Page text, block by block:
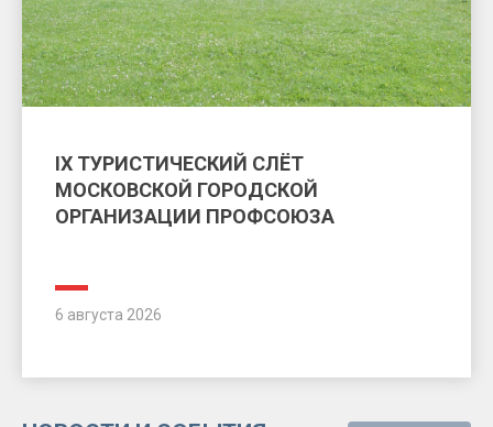
IX ТУРИСТИЧЕСКИЙ СЛЁТ
МОСКОВСКОЙ ГОРОДСКОЙ
ОРГАНИЗАЦИИ ПРОФСОЮЗА
6 августа 2026